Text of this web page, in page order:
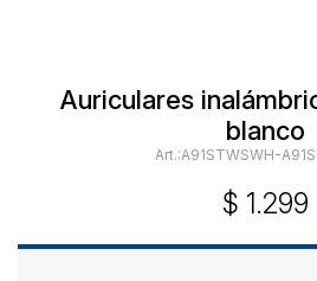
Auriculares
blanco
A91STWSWH-
$ 1.299